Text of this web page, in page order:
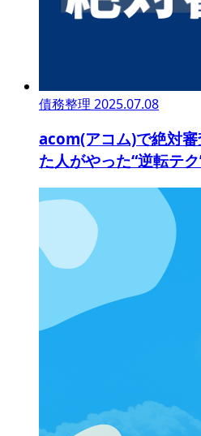
債務整理 2025.07.08
acom(アコム)で絶対
た人がやった“逆転テ